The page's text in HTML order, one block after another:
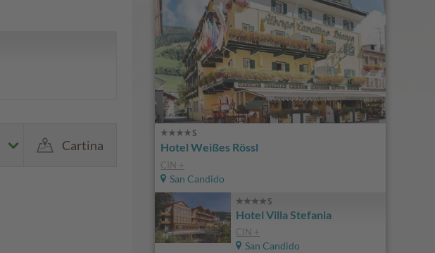
Cartina Hotel Weißes Rössl
CIN +
San Candido
Hotel Villa Stefania
CIN +
San Candido